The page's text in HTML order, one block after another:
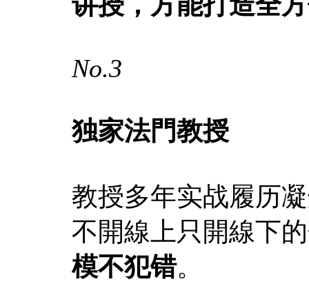
No.3
独家法門教授
教授多年实战履历
不開線上只開線下
模不犯错。